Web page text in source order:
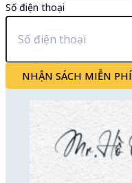
Số điện thoại
NHẬN SÁCH MIỄN PHÍ